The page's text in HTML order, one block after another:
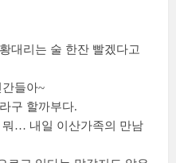
대리는 술 한잔 빨겠다고
들아~
구 할까부다.
뭐… 내일 이산가족의 만남